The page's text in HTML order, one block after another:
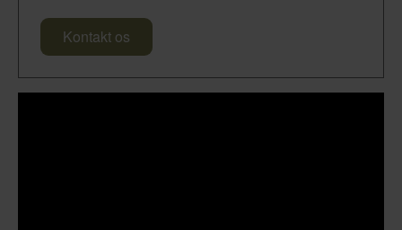
Kontakt os